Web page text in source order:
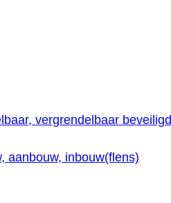
vergrendelbaar beveiligd
aanbouw, inbouw(flens)